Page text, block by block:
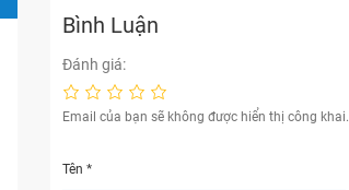
Bình Luận
Đánh giá:
Email của bạn sẽ không được hiển thị công khai.
Tên*